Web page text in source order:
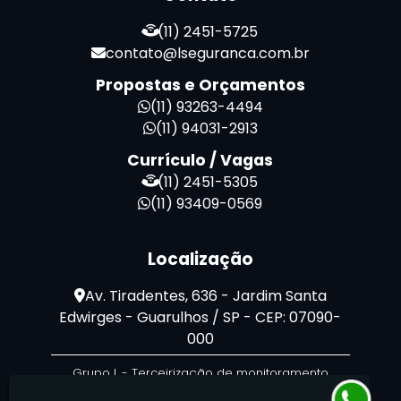
(11) 2451-5725
contato@lseguranca.com.br
Propostas e Orçamentos
(11) 93263-4494
(11) 94031-2913
Currículo / Vagas
(11) 2451-5305
(11) 93409-0569
Localização
Av. Tiradentes, 636 - Jardim Santa
Edwirges - Guarulhos / SP - CEP: 07090-
000
Grupo L - Terceirização de monitoramento